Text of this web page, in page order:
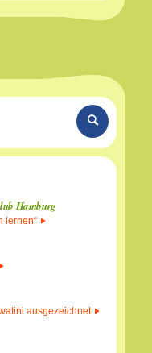
Hamburg
lernen“
ausgezeichnet